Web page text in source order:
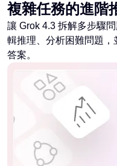
複雜任務的進階
讓 Grok 4.3 拆解多步驟
輯推理、分析困難問題
答案。